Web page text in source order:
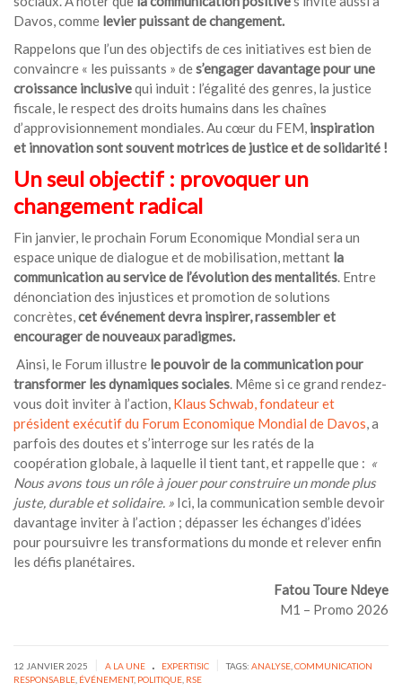
Davos, comme levier puissant de changement.
Rappelons que l’un des objectifs de ces initiatives est bien de
convaincre « les puissants » des’engager davantage pour une
croissance inclusivequi induit : l’égalité des genres, la justice
fiscale, le respect des droits humains dans les chaînes
d’approvisionnement mondiales. Au cœur du FEM, inspiration
et innovation sont souvent motrices de justice et de solidarité !
Un seul objectif : provoquer un
changement radical
Fin janvier, le prochain Forum Economique Mondial sera un
espace unique de dialogue et de mobilisation, mettant la
communication au service de l’évolution des mentalités. Entre
dénonciation des injustices et promotion de solutions
concrètes,cet événement devra inspirer, rassembler et
encourager de nouveaux paradigmes.
Ainsi, le Forum illustre le pouvoir de la communication pour
transformer les dynamiques sociales. Même si ce grand rendez-
vous doit inviter à l’action, Klaus Schwab, fondateur et
président exécutif du Forum Economique Mondial de Davos, a
parfois des doutes et s’interroge sur les ratés de la
coopération globale, à laquelle il tient tant, et rappelle que : «
Nous avons tous un rôle à jouer pour construire un monde plus
juste, durable et solidaire. » Ici, la communication semble devoir
davantage inviter à l’action ; dépasser les échanges d’idées
pour poursuivre les transformations du monde et relever enfin
les défis planétaires.
Fatou Toure Ndeye
M1 – Promo 2026
12 JANVIER 2025 A LA UNE . EXPERTISIC TAGS: ANALYSE COMMUNICATION
RESPONSABLE ÉVÉNEMENT, POLITIQUE RSE